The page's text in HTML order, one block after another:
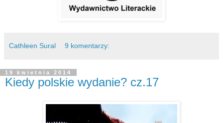
Cathleen Sural 9 komentarzy:
19 kwietnia 2014
Kiedy polskie wydanie? cz.17